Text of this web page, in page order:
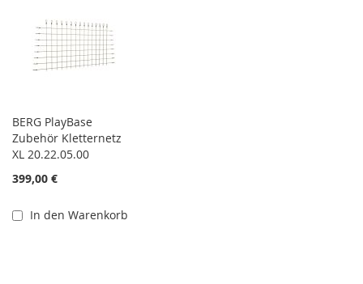
BERG PlayBase
Zubehör Kletternetz
XL 20.22.05.00
399,00 €
In den Warenkorb